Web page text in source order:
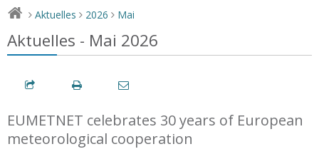
> Aktuelles > 2026 > Mai
Aktuelles - Mai 2026
EUMETNET celebrates 30 years of European
meteorological cooperation